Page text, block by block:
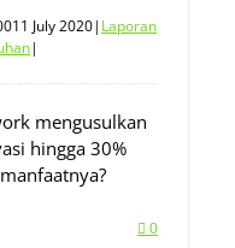
11 July 2020| Laporan
|
mengusulkan
hingga 30%
0